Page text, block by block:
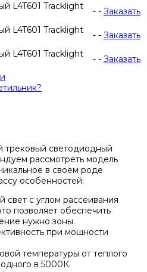
L4T601 Tracklight
- - Заказать
L4T601 Tracklight
- - Заказать
L4T601 Tracklight
- - Заказать
трековый светодиодный
рассмотреть модель
в своем роде
особенностей:
свет с углом рассеивания
позволяет обеспечить
нужно зоны.
при мощности
температуры от теплого
в 5000К.